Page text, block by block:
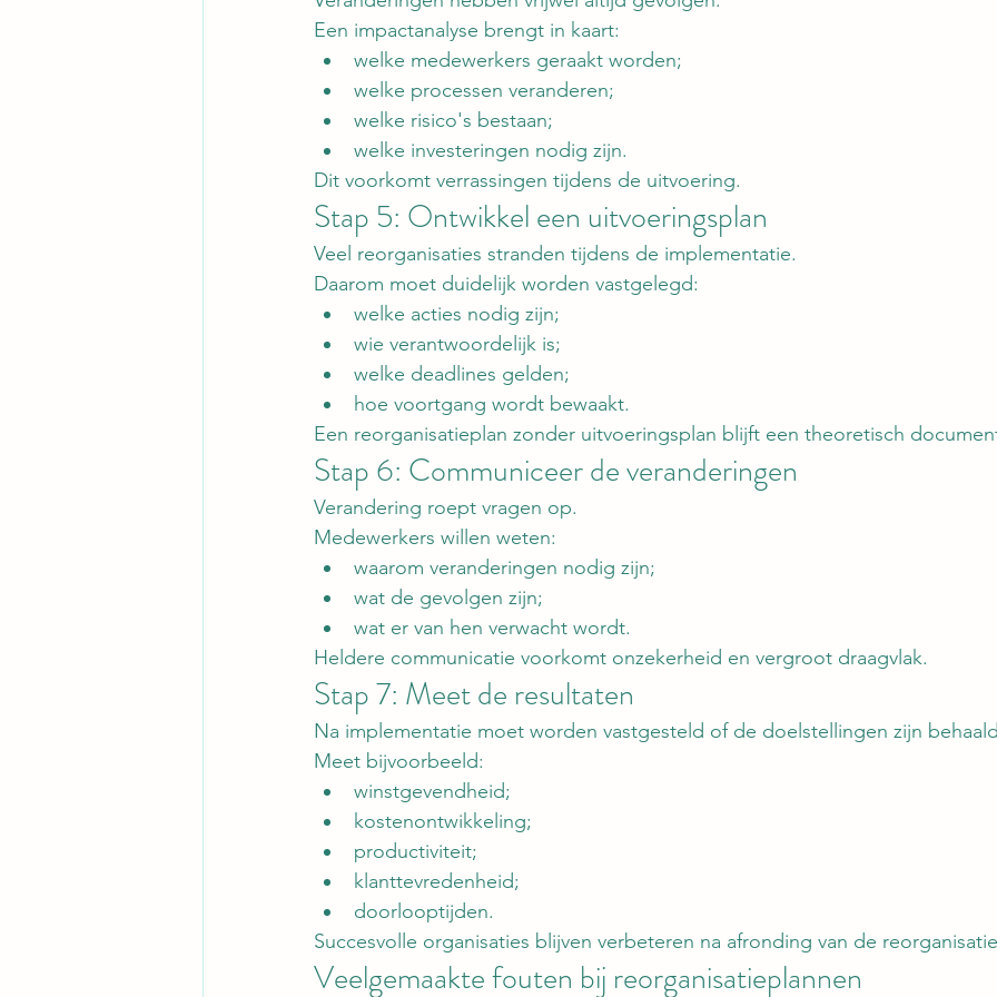
Een impactanalyse brengt in kaart:
welke medewerkers geraakt worden;
welke processen veranderen;
welke risico's bestaan;
welke investeringen nodig zijn.
Dit voorkomt verrassingen tijdens de uitvoering.
Stap 5: Ontwikkel een uitvoeringsplan
Veel reorganisaties stranden tijdens de implementatie.
Daarom moet duidelijk worden vastgelegd:
welke acties nodig zijn;
wie verantwoordelijk is;
welke deadlines gelden;
hoe voortgang wordt bewaakt.
Een reorganisatieplan zonder uitvoeringsplan blijft een theoretisch
Stap 6: Communiceer de veranderingen
Verandering roept vragen op.
Medewerkers willen weten:
waarom veranderingen nodig zijn;
wat de gevolgen zijn;
wat er van hen verwacht wordt.
Heldere communicatie voorkomt onzekerheid en vergroot draagvlak.
Stap 7: Meet de resultaten
Na implementatie moet worden vastgesteld of de doelstellingen zijn
Meet bijvoorbeeld:
winstgevendheid;
kostenontwikkeling;
productiviteit;
klanttevredenheid;
doorlooptijden.
Succesvolle organisaties blijven verbeteren na afronding van de
Veelgemaakte fouten bij reorganisatieplannen